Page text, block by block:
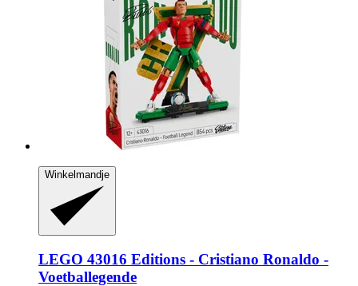
Winkelmandje
LEGO 43016 Editions -​ Cristiano Ronaldo -​
Voetballegende